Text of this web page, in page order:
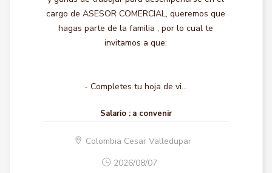
cargo de ASESOR COMERCIAL, queremos que
hagas parte de la familia , por lo cual te
invitamos a que:
- Completes tu hoja de vi...
Salario : a convenir
Colombia Cesar Valledupar
2026/08/07